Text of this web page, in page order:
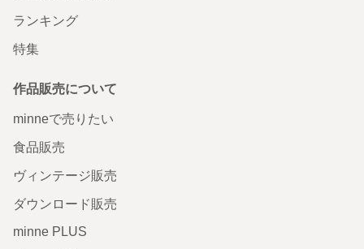
ランキング
特集
作品販売について
minneで売りたい
食品販売
ヴィンテージ販売
ダウンロード販売
minne PLUS